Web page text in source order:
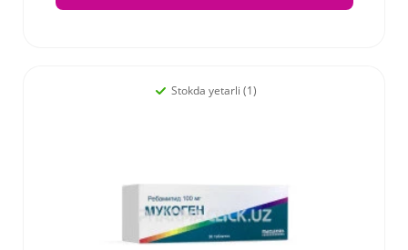
Stokda yetarli (1)